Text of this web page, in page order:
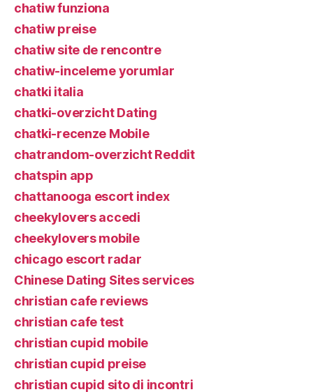
chatiw funziona
chatiw preise
chatiw site de rencontre
chatiw-inceleme yorumlar
chatki italia
chatki-overzicht Dating
chatki-recenze Mobile
chatrandom-overzicht Reddit
chatspin app
chattanooga escort index
cheekylovers accedi
cheekylovers mobile
chicago escort radar
Chinese Dating Sites services
christian cafe reviews
christian cafe test
christian cupid mobile
christian cupid preise
christian cupid sito di incontri